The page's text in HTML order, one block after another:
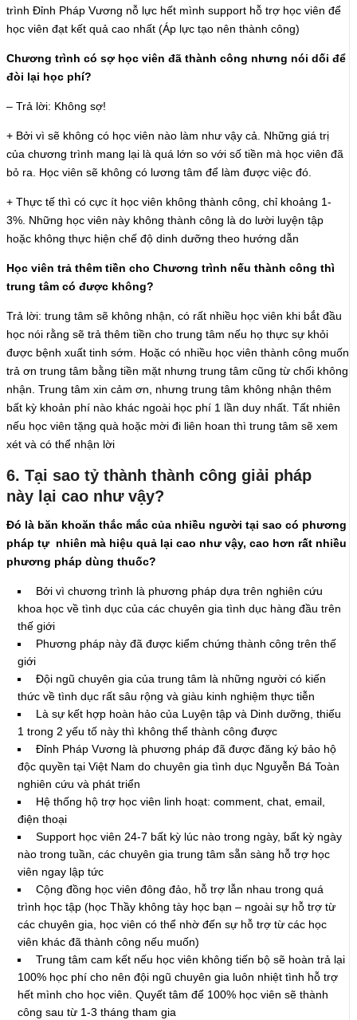
trình Đỉnh Pháp Vương nỗ lực hết mình support hỗ trợ học viên để
học viên đạt kết quả cao nhất (Áp lực tạo nên thành công)
Chương trình có sợ học viên đã thành công nhưng nói dối để
đòi lại học phí?
– Trả lời: Không sợ!
+ Bởi vì sẽ không có học viên nào làm như vậy cả. Những giá trị
của chương trình mang lại là quá lớn so với số tiền mà học viên đã
bỏ ra. Học viên sẽ không có lương tâm để làm được việc đó.
+ Thực tế thì có cực ít học viên không thành công, chỉ khoảng 1-
3%. Những học viên này không thành công là do lười luyện tập
hoặc không thực hiện chế độ dinh dưỡng theo hướng dẫn
Học viên trả thêm tiền cho Chương trình nếu thành công thì
trung tâm có được không?
Trả lời: trung tâm sẽ không nhận, có rất nhiều học viên khi bắt đầu
học nói rằng sẽ trả thêm tiền cho trung tâm nếu họ thực sự khỏi
được bệnh xuất tinh sớm. Hoặc có nhiều học viên thành công muốn
trả ơn trung tâm bằng tiền mặt nhưng trung tâm cũng từ chối không
nhận. Trung tâm xin cảm ơn, nhưng trung tâm không nhận thêm
bất kỳ khoản phí nào khác ngoài học phí 1 lần duy nhất. Tất nhiên
nếu học viên tặng quà hoặc mời đi liên hoan thì trung tâm sẽ xem
xét và có thể nhận lời
6. Tại sao tỷ thành thành công giải pháp
này lại cao như vậy?
Đó là băn khoăn thắc mắc của nhiều người tại sao có phương
pháp tự nhiên mà hiệu quả lại cao như vậy, cao hơn rất nhiều
phương pháp dùng thuốc?
Bởi vì chương trình là phương pháp dựa trên nghiên cứu
khoa học về tình dục của các chuyên gia tình dục hàng đầu trên
thế giới
Phương pháp này đã được kiểm chứng thành công trên thế
giới
Đội ngũ chuyên gia của trung tâm là những người có kiến
thức về tình dục rất sâu rộng và giàu kinh nghiệm thực tiễn
Là sự kết hợp hoàn hảo của Luyện tập và Dinh dưỡng, thiếu
1 trong 2 yếu tố này thì không thể thành công được
Đỉnh Pháp Vương là phương pháp đã được đăng ký bảo hộ
độc quyền tại Việt Nam do chuyên gia tình dục Nguyễn Bá Toàn
nghiên cứu và phát triển
Hệ thống hộ trợ học viên linh hoạt: comment, chat, email,
điện thoại
Support học viên 24-7 bất kỳ lúc nào trong ngày, bất kỳ ngày
nào trong tuần, các chuyên gia trung tâm sẵn sàng hỗ trợ học
viên ngay lập tức
Cộng đồng học viên đông đảo, hỗ trợ lẫn nhau trong quá
trình học tập (học Thầy không tày học bạn – ngoài sự hỗ trợ từ
các chuyên gia, học viên có thể nhờ đến sự hỗ trợ từ các học
viên khác đã thành công nếu muốn)
Trung tâm cam kết nếu học viên không tiến bộ sẽ hoàn trả lại
100% học phí cho nên đội ngũ chuyên gia luôn nhiệt tình hỗ trợ
hết mình cho học viên. Quyết tâm để 100% học viên sẽ thành
công sau từ 1-3 tháng tham gia